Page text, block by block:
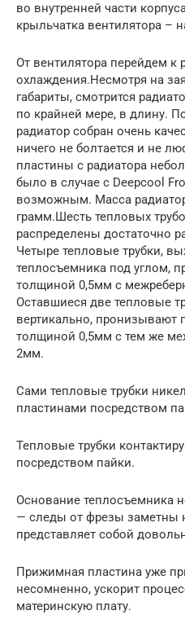
во внутренней части
крыльчатка вентилятора –
От вентилятора перейдем к
охлаждения.Несмотря на
габариты, смотрится
по крайней мере, в длину.
радиатор собран очень
ничего не болтается и не
пластины с радиатора
было в случае с Deepcool
возможным. Масса
грамм.Шесть тепловых
распределены достаточно
Четыре тепловые трубки,
теплосъемника под углом,
толщиной 0,5мм с
Оставшиеся две тепловые
вертикально, пронизывают
толщиной 0,5мм с тем же
2мм.
Сами тепловые трубки
пластинами посредством
Тепловые трубки
посредством пайки.
Основание теплосъемника
— следы от фрезы заметны
представляет собой
Прижимная пластина уже
несомненно, ускорит
материнскую плату.